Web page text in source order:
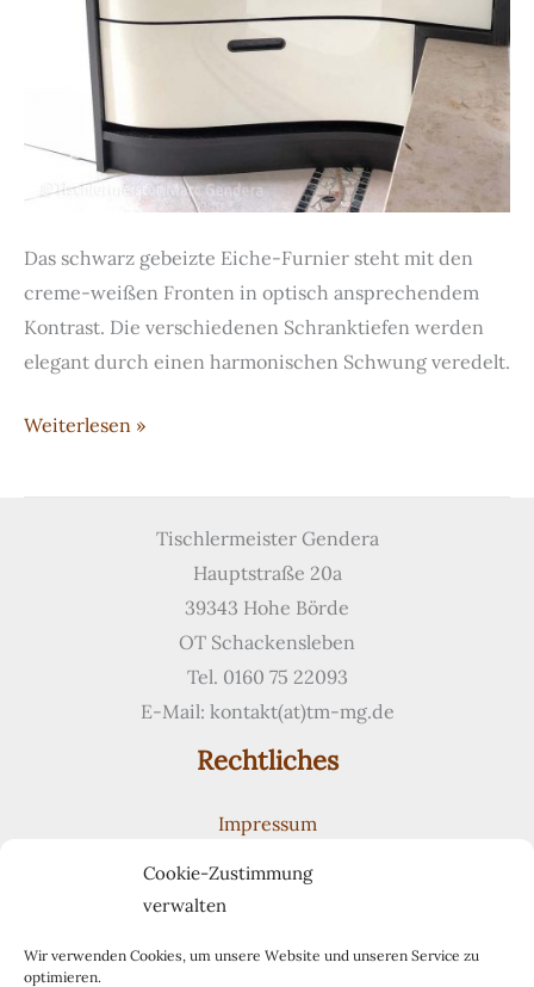
Cookie-Zustimmung
verwalten
Wir verwenden Cookies, um unsere Website und unseren Service zu
optimieren.
Das schwarz gebeizte Eiche-Furnier steht mit den
creme-weißen Fronten in optisch ansprechendem
Kontrast. Die verschiedenen Schranktiefen werden
elegant durch einen harmonischen Schwung veredelt.
Garderobe
geschwungener
Weiterlesen »
Tischlermeister Gendera
Hauptstraße 20a
39343 Hohe Börde
OT Schackensleben
Tel. 0160 75 22093
E-Mail: kontakt(at)tm-mg.de
Rechtliches
Impressum
Cookie-Richtlinie (EU)
Suchen